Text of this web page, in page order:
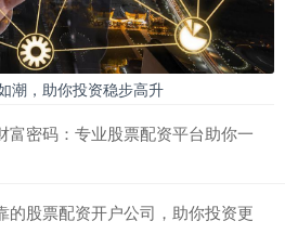
潮，助你投资稳步高升
富密码：专业股票配资平台助你一
的股票配资开户公司，助你投资更